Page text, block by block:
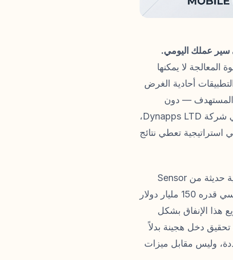
سير عملك اليومي.
لا يمكنها
أحادية الغرض
المستهدف — دون
استهلاك انتباه المستخدم بشكل مفرط أو استنزاف موارد الجهاز. بصفتي مدير منتج في شركة Dynapps LTD،
تعطي نتائج
يشهد اقتصاد تطبيقات الهاتف المحمول تحولاً هيكلياً هائلاً هذا العام. ووفقاً لبيانات صناعية حديثة من Sensor
Tower، وصل إنفاق المستهلكين العالمي على تطبيقات الأجهزة المحمولة إلى رقم قياسي قدره 150 مليار دولار
توزيع هذا الإنفاق بشكل
نماذج تحقيق دخل هجينة بدلاً
وليس مقابل ميزات